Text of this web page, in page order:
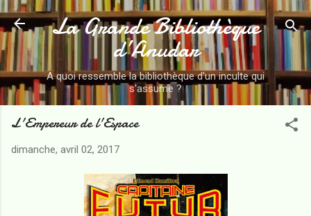
Accéder au contenu principal
La Grande Bibliothèque
d’Anudar
A quoi ressemble la bibliothèque d'un inculte qui
s'assume ?
L'Empereur de l'Espace
dimanche, avril 02, 2017